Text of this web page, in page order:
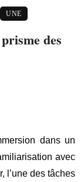
UNE
des
dans un
avec
l’une des tâches